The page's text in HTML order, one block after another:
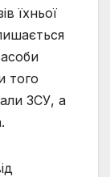
їхньої
того
ЗСУ, а